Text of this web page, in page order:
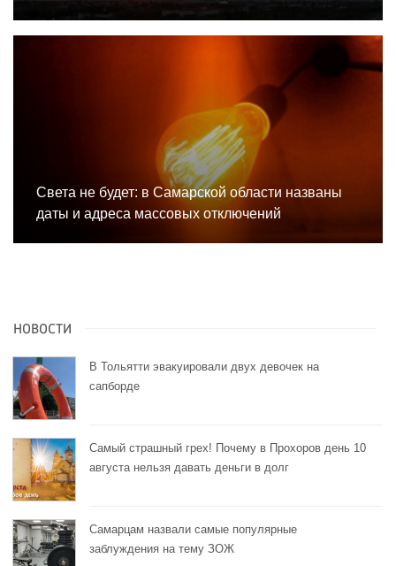
Света не будет: в Самарской области названы
даты и адреса массовых отключений
НОВОСТИ
В Тольятти эвакуировали двух девочек на
сапборде
Самый страшный грех! Почему в Прохоров день 10
августа нельзя давать деньги в долг
Самарцам назвали самые популярные
заблуждения на тему ЗОЖ